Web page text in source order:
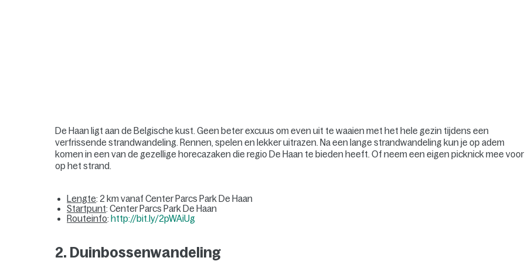
De Haan ligt aan de Belgische kust. Geen beter excuus om even uit te waaien met het hele gezin tijdens een
verfrissende strandwandeling. Rennen, spelen en lekker uitrazen. Na een lange strandwandeling kun je op adem
komen in een van de gezellige horecazaken die regio De Haan te bieden heeft. Of neem een eigen picknick mee voor
op het strand.
Lengte: 2 km vanaf Center Parcs Park De Haan
Startpunt: Center Parcs Park De Haan
Routeinfo: http://bit.ly/2pWAiUg
2. Duinbossenwandeling